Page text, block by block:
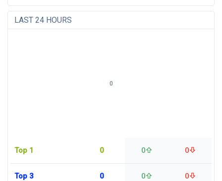
LAST 24 HOURS
Top 1 0 0 0
Top 3 0 0 0
0